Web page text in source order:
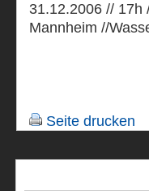
31.12.2006 // 17h
Mannheim //
Seite drucken